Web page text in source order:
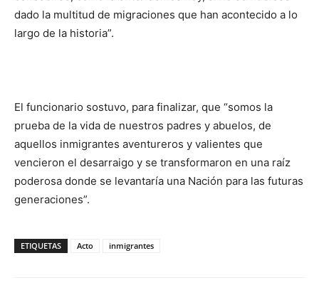
dado la multitud de migraciones que han acontecido a lo
largo de la historia”.
El funcionario sostuvo, para finalizar, que “somos la
prueba de la vida de nuestros padres y abuelos, de
aquellos inmigrantes aventureros y valientes que
vencieron el desarraigo y se transformaron en una raíz
poderosa donde se levantaría una Nación para las futuras
generaciones”.
ETIQUETAS Acto inmigrantes